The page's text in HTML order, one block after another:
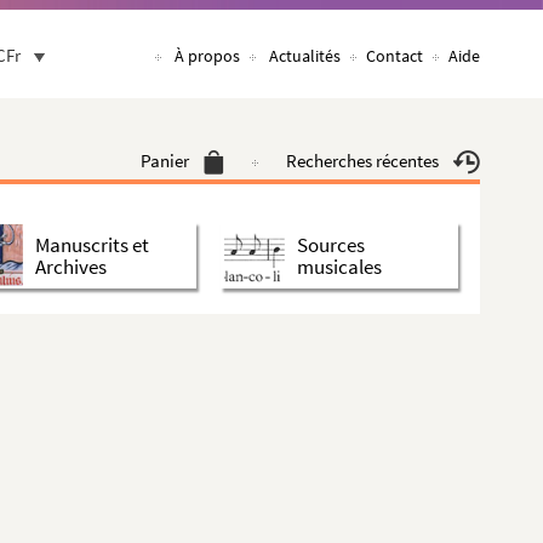
À propos Actualités Contact Aide
Panier Recherches récentes
Manuscrits et
Archives
Sources
musicales